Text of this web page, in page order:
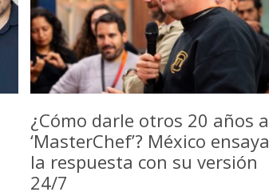
¿Cómo darle otros 20 años a
‘MasterChef’? México ensaya
la respuesta con su versión
24/7